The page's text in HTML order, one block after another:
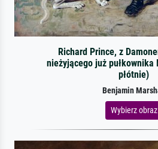
Richard Prince, z
nieżyjącego już
płótnie)
Benjamin
Wybierz obraz